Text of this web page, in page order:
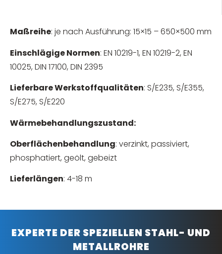
Maßreihe: je nach Ausführung: 15×15 – 650×500 mm
Einschlägige Normen: EN 10219-1, EN 10219-2, EN
10025, DIN 17100, DIN 2395
Lieferbare Werkstoffqualitäten: S/E235, S/E355,
S/E275, S/E220
Wärmebehandlungszustand:
Oberflächenbehandlung: verzinkt, passiviert,
phosphatiert, geölt, gebeizt
Lieferlängen: 4-18 m
EXPERTE DER SPEZIELLEN STAHL- UND
METALLROHRE